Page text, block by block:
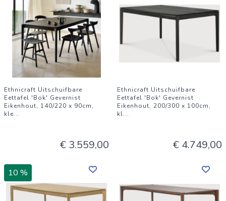
Ethnicraft Uitschuifbare
Eettafel 'Bok' Gevernist
Eikenhout, 140/220 x 90cm,
kle...
€ 3.559,00
Ethnicraft Uitschuifbare
Eettafel 'Bok' Gevernist
Eikenhout, 200/300 x 100cm,
kl...
€ 4.749,00
10 %